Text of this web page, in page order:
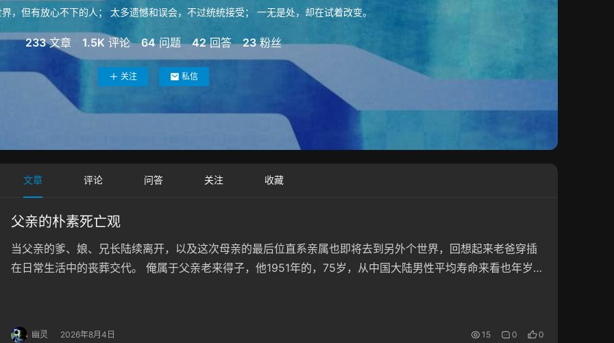
，但有放心不下的人； 太多遗憾和误会，不过统统接受； 一无是处，却在试着改变。
233 文章 1.5K 评论 64 问题 42 回答 23 粉丝
关注 私信
文章 评论 问答 关注 收藏
父亲的朴素死亡观
当父亲的爹、娘、兄长陆续离开，以及这次母亲的最后位直系亲属也即将去到另外个世界，回想起来老爸穿插
在日常生活中的丧葬交代。 俺属于父亲老来得子，他1951年的，75岁，从中国大陆男性平均寿命来看也年岁不
幽灵 2026年8月4日 15 0 0